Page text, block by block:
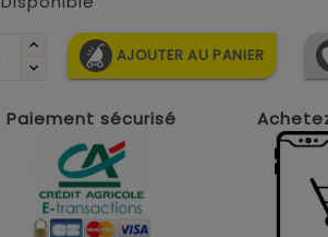
AJOUTER AU PANIER
Paiement sécurisé